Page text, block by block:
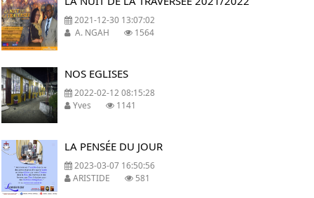
2021-12-30 13:07:02
A. NGAH
1564
NOS EGLISES
2022-02-12 08:15:28
Yves
1141
LA PENSÉE DU JOUR
2023-03-07 16:50:56
ARISTIDE
581